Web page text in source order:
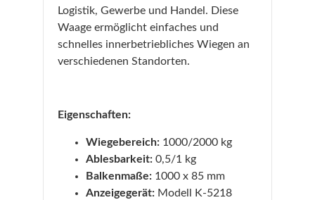
Logistik, Gewerbe und Handel. Diese
Waage ermöglicht einfaches und
schnelles innerbetriebliches Wiegen an
verschiedenen Standorten.
Eigenschaften:
Wiegebereich:1000/2000 kg
Ablesbarkeit:0,5/1 kg
Balkenmaße:1000 x 85 mm
Anzeigegerät:Modell K-5218